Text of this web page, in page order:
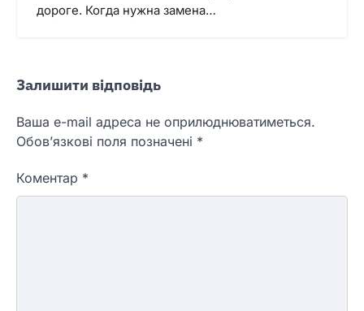
дороге. Когда нужна замена…
Залишити відповідь
Ваша e-mail адреса не оприлюднюватиметься.
Обов’язкові поля позначені *
Коментар *